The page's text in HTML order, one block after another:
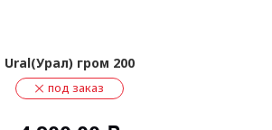
Ural(Урал) гром 200
под заказ